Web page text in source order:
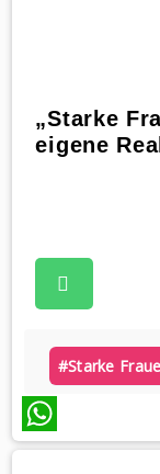
„Starke
eigene
#starke
WhatsApp